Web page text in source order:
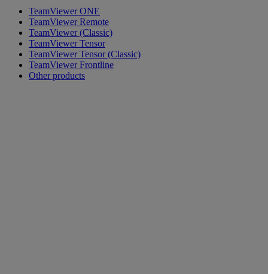
TeamViewer ONE
TeamViewer Remote
TeamViewer (Classic)
TeamViewer Tensor
TeamViewer Tensor (Classic)
TeamViewer Frontline
Other products